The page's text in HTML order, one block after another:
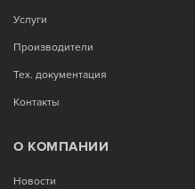
Услуги
Производители
Тех. документация
Контакты
О КОМПАНИИ
Новости